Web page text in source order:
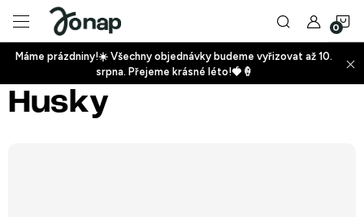
obsah
+
Máme prázdniny!☀️ Všechny objednávky budeme vyřizovat až 10.
srpna. Přejeme krásné léto!🍓🍦
Husky